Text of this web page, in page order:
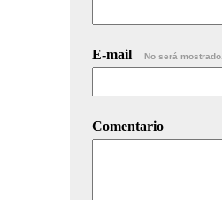
E-mail No será mostrado.
Comentario